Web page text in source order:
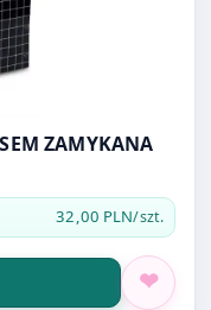
32,00 PLN/szt.